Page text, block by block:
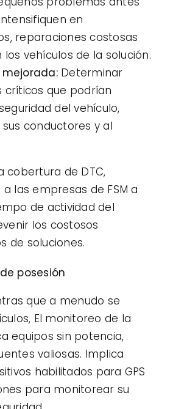
en
reparaciones costosas
vehículos de la solución.
Determinar
críticos que podrían
del vehículo,
conductores y al
cobertura de DTC,
las empresas de FSM a
de actividad del
los costosos
de soluciones.
posesión
que a menudo se
El monitoreo de la
equipos sin potencia,
valiosas. Implica
habilitados para GPS
para monitorear su